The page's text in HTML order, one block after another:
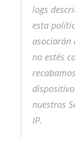
logs
esta
asociarán
no estés
nuestros
IP.